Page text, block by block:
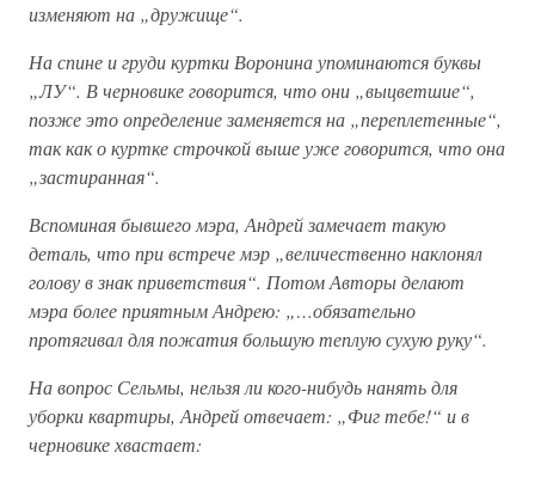
изменяют на „дружище“.
На спине и груди куртки Воронина упоминаются буквы
„ЛУ“. В черновике говорится, что они „выцветшие“,
позже это определение заменяется на „переплетенные“,
так как о куртке строчкой выше уже говорится, что она
„застиранная“.
Вспоминая бывшего мэра, Андрей замечает такую
деталь, что при встрече мэр „величественно наклонял
голову в знак приветствия“. Потом Авторы делают
мэра более приятным Андрею: „…обязательно
протягивал для пожатия большую теплую сухую руку“.
На вопрос Сельмы, нельзя ли кого-нибудь нанять для
уборки квартиры, Андрей отвечает: „Фиг тебе!“ и в
черновике хвастает: